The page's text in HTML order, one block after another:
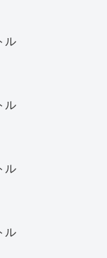
ル
ル
ル
ル